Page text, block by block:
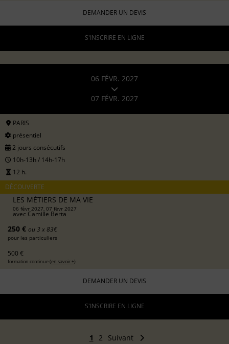
DEMANDER UN DEVIS
S'INSCRIRE EN LIGNE
06 FÉVR. 2027
07 FÉVR. 2027
PARIS
présentiel
2 jours consécutifs
10h-13h / 14h-17h
12 h.
DÉCOUVERTE
LES MÉTIERS DE MA VIE
06 févr 2027, 07 févr 2027
avec Camille Berta
250 € ou 3 x 83€
pour les particuliers
500 €
formation continue (en savoir +)
DEMANDER UN DEVIS
S'INSCRIRE EN LIGNE
1 2 Suivant